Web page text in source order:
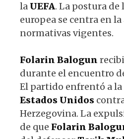
la UEFA. La postura
europea se centra en
normativas vigentes.
Folarin Balogun
durante el encuentro
El partido enfrentó a la
Estados Unidos
Herzegovina. La
de que Folarin